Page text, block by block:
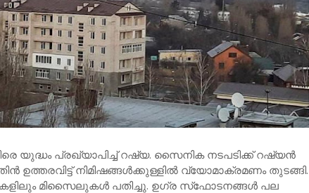
പ്രഖ്യാപിച്ച് റഷ്യ. സൈനിക നടപടിക്ക് റഷ്യന്‍
ഉത്തരവിട്ട് നിമിഷങ്ങള്‍ക്കുള്ളില്‍ വ്യോമാക്രമണം തുടങ്ങി.
മിസൈലുകള്‍ പതിച്ചു. ഉഗ്ര സ്‌ഫോടനങ്ങള്‍ പല